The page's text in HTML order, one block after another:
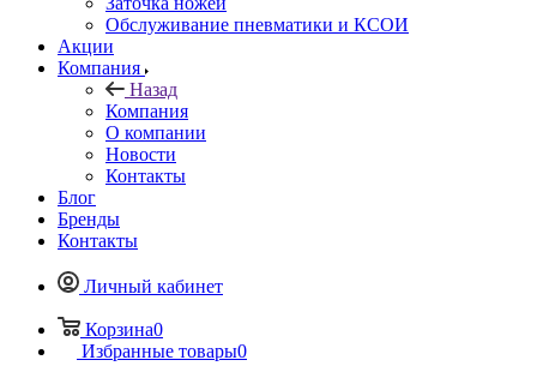
Обслуживание пневматики и КСОИ
Акции
Компания
Назад
Компания
О компании
Новости
Контакты
Блог
Бренды
Контакты
Личный кабинет
Корзина0
Избранные товары0